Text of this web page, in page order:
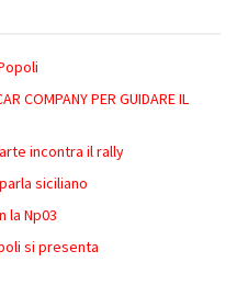
COMPANY PER GUIDARE IL
incontra il rally
siciliano
la Np03
si presenta